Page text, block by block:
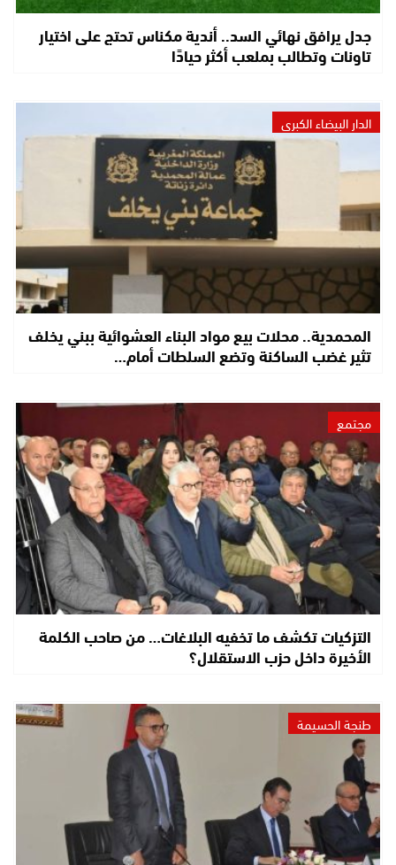
جدل يرافق نهائي السد.. أندية مكناس تحتج على اختيار
تاونات وتطالب بملعب أكثر حيادًا
الدار البيضاء الكبرى
المحمدية.. محلات بيع مواد البناء العشوائية ببني يخلف
تثير غضب الساكنة وتضع السلطات أمام…
مجتمع
التزكيات تكشف ما تخفيه البلاغات… من صاحب الكلمة
الأخيرة داخل حزب الاستقلال؟
طنجة الحسيمة